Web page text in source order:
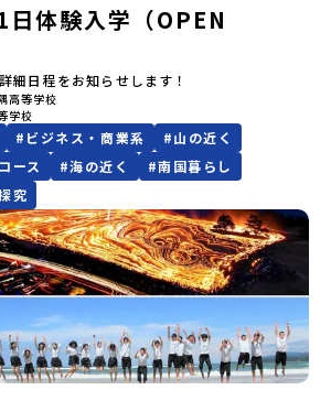
3月に島根県に設立した教育事業団体で
校と連携しながら、中学卒業後に地域の枠を
夢や価値観に合った地域・学校で1〜3年間
テム「地域みらい留学」をはじめとした、
ルをつくり続けています。名 称：一般財
化プラットフォーム設 立：2017年3月代表
690-0842 島根県松江市東本町二丁目25-6
他所在地公式HP：http://c-platform.or.jp/
小川・小原E-mail：info@miratabi.jp「お
のプログラム開催情報を公式LINEにて配信
い♪地域みらい留学公式LINE
に記載された「当選確認フォーム」に３日
確認フォームの提出をもって参加確定とさせ
認フォームの期日までにご回答いただけな
しとさせていただきます。当選取り消しが
当選者へご連絡させていただきます。登録
ご希望の場合は下記の地域みらい留学公式
いします。※受信制限設定をしていると、通
いただけません。その場合は、
メールを受信できるよう設定をお願いいた
個別のお問合せにはお答えしておりません
。・お申し込みについてお申込はお一人様1回
トフォンからお申込ください。申込後の内容
申込時は、メールアドレスの入力間違いにご
について１室に複数(同性2～4名程度)で宿泊
食事アレルギー対応について個別の詳細なア
お応えしかねる場合がございます。対応が必
ご相談ください。・参加取消や急遽参加でき
て参加決定後の参加お取り消しはご遠慮下さ
19:45内 容： 出水市ってどんなとこ
説、質疑応答お申し込み：https://c-
お気軽にどうぞ！「はじめての一人旅だ
体験ができるの？」そんな保護者様の不安
素朴な疑問にスタッフが直接お答えしま
可能ですので、ぜひご自宅からリラックス
▼お申し込み前に必ずご確認ください・参加
への参加申し込みいただく前に、「お申し
の同意が必須となります。ご確認くださ
決定についてお申込みいただいた方の中か
日から1週間を目途に、お申し込み時に記入い
ス宛に「当選／落選メール」をお送りいたし
ルに記載された「当選確認フォーム」に3日以
認フォームの提出をもって参加確定とさせて
認フォームの期日までにご回答いただけない
しとさせていただきます。当選取り消しがあ
当選者へご連絡させていただきます。登録メ
ご希望の場合は下記の地域みらい留学公式
ます。今回は、そんなエネルギッシュに活
流したり対話をしながら、町の文化・料理
のイメージをもつことができる絶好の機
えない豊かな体験をぜひ楽しんでください
ト体験プログラム内容（予定）＜1日目＞
ション」「地熱染色・発電所見学」 -八幡
のチカラを使ったアートづくり「ペンショ
り返り」「星空観察」※希望者＜2日目＞
だて）高校見学」 -高校生活をイメージし
」 -高校生・地元の方と交流を深める
ョップ」 -あけびづるで表札づく
目＞（AM）「大更駅複合施設の見学」「振
」 -個人での振り返り -グループでの振り
（PM） 解散 ※天候の状況や参加人数によっ
る場合がございます。参加概要【開催場所】
日程】8月3日（月）〜8月5日（水）※参加が
(木) 18:30～20：00に 「参加者向け事前オ
をご案内する予定です。【集合場所・時間】
ールドは「北海道 標津町（しべつちょ
する標津町（しべつちょう）は人口 約
線の奥に見えるのは北方領土の国後島（くな
遺産に認定されている秘境・知床半島（し
白鳥など珍しい野鳥の宝庫である野付半島
がめることができ、ミルクの里の牧草地が
のう）もさかんで、海と緑と川の自然と生き
町はさらに「鮭（さけ）の聖地」としても
家にも贈られたほどで、今では「日本遺
。一万年前から続く伝統的な「鮭」の産業
暮らしがあります。一万年前の縄文時代か
守り受け継がれ、厳しい大自然と向き合い、
恵みに深く感謝しながら生きていく姿勢は今
です。日本遺産にも認定されている「サケ」
知床の裾野で命を育む酪農の歴史など、自然
生してきた風土が存在します。標津高校で
食」を考える「フードデザイン」の授業がお
徒たちが地元の素材を活かしたメニュー開発
体験入学（OPEN
細日程をお知らせします！
高等学校
学校
# ビジネス・商業系 #山の近く
ース #海の近く #南国暮らし
究